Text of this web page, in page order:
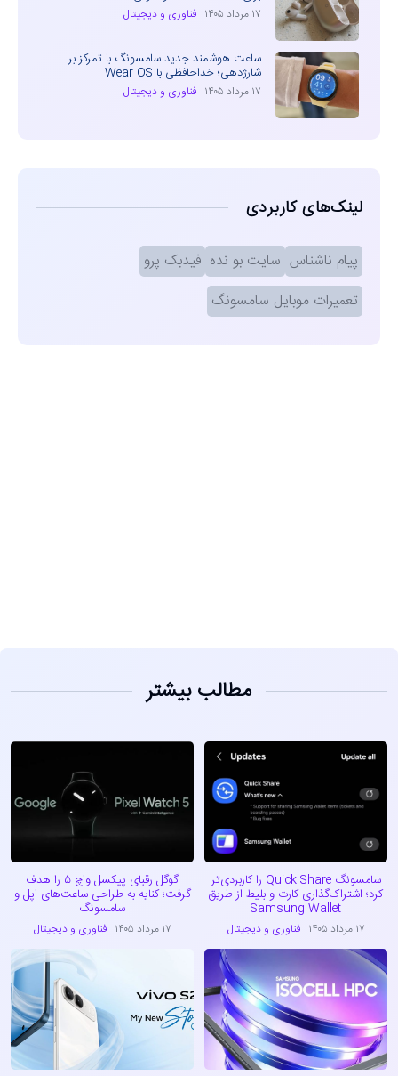
۱۷ مرداد ۱۴۰۵ فناوری و دیجیتال
ساعت هوشمند جدید سامسونگ با تمرکز بر
شارژدهی؛ خداحافظی با Wear OS
۱۷ مرداد ۱۴۰۵ فناوری و دیجیتال
لینک‌های کاربردی
پیام ناشناس سایت بو نده فیدبک پرو
تعمیرات موبایل سامسونگ
مطالب بیشتر
سامسونگ Quick Share را کاربردی‌تر
کرد؛ اشتراک‌گذاری کارت و بلیط از طریق
Samsung Wallet
۱۷ مرداد ۱۴۰۵ فناوری و دیجیتال
گوگل رقبای پیکسل واچ ۵ را هدف
گرفت؛ کنایه به طراحی ساعت‌های اپل و
سامسونگ
۱۷ مرداد ۱۴۰۵ فناوری و دیجیتال